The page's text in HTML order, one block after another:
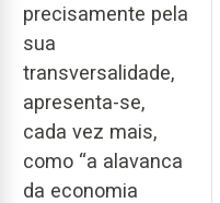
precisamente pela
sua
transversalidade,
apresenta-se,
cada vez mais,
como “a alavanca
da economia